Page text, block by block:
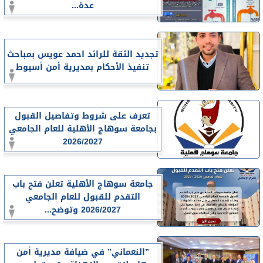
عدة...
تجديد الثقة للرائد احمد عويس بمباحث
تنفيذ الأحكام بمديرية أمن أسيوط
تعرف على شروط وتفاصيل القبول
بجامعة سوهاج الأهلية للعام الجامعي
2026/2027
جامعة سوهاج الأهلية تعلن فتح باب
التقدم للقبول للعام الجامعي
2026/2027 وتوضح...
”النعماني” في ضيافة مديرية أمن